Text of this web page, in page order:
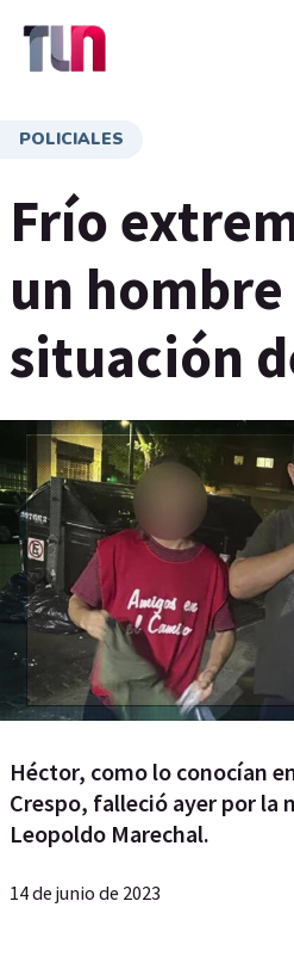
POLICIALES
Frío
un hombre
situación
Héctor, como lo conocían
Crespo, falleció ayer por la
Leopoldo Marechal.
14 de junio de 2023